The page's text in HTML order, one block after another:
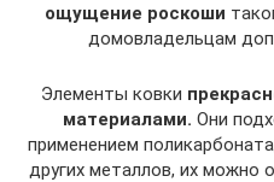
ощущение роскоши
домовладельцам
Элементы ковки
материалами. Они
применением
других металлов, их можно